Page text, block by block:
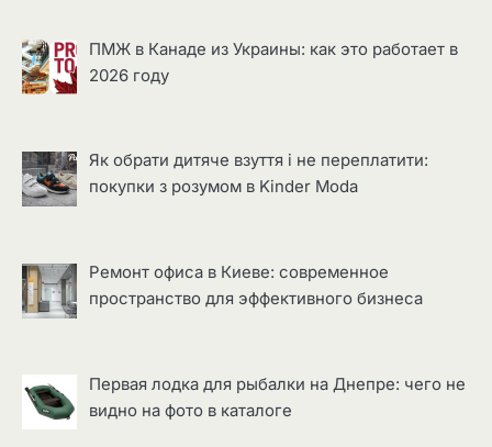
ПМЖ в Канаде из Украины: как это работает в
2026 году
Як обрати дитяче взуття і не переплатити:
покупки з розумом в Kinder Moda
Ремонт офиса в Киеве: современное
пространство для эффективного бизнеса
Первая лодка для рыбалки на Днепре: чего не
видно на фото в каталоге